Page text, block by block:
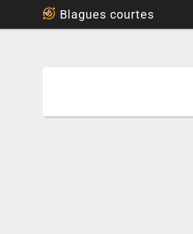
Blagues courtes